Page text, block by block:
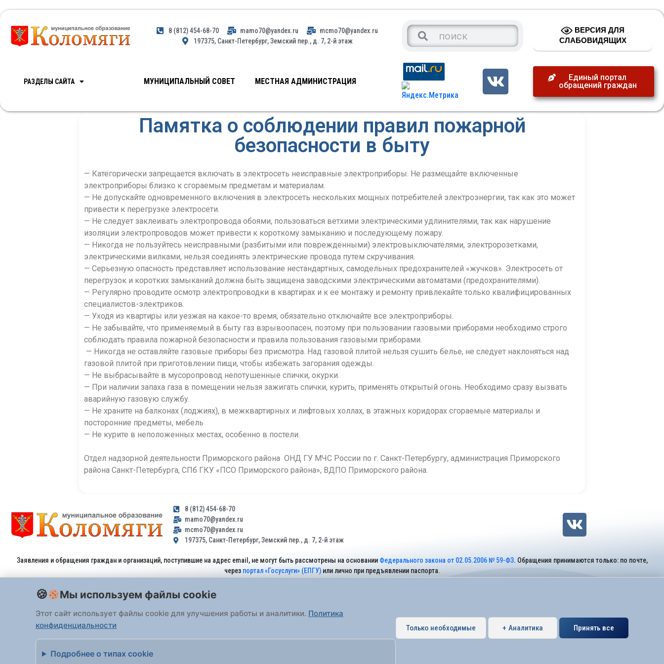
8 (812) 454-68-70 mamo70@yandex.ru
mcmo70@yandex.ru
197375, Санкт-Петербург, Земский пер., д. 7, 2-й этаж
ВЕРСИЯ ДЛЯ
СЛАБОВИДЯЩИХ
РАЗДЕЛЫ САЙТА МУНИЦИПАЛЬНЫЙ СОВЕТ МЕСТНАЯ АДМИНИСТРАЦИЯ
Единый портал
обращений граждан
Памятка о соблюдении правил пожарной
безопасности в быту
— Категорически запрещается включать в электросеть неисправные электроприборы. Не размещайте включенные
электроприборы близко к сгораемым предметам и материалам.
— Не допускайте одновременного включения в электросеть нескольких мощных потребителей электроэнергии, так как это может
привести к перегрузке электросети.
— Не следует заклеивать электропровода обоями, пользоваться ветхими электрическими удлинителями, так как нарушение
изоляции электропроводов может привести к короткому замыканию и последующему пожару.
— Никогда не пользуйтесь неисправными (разбитыми или поврежденными) электровыключателями, электророзетками,
электрическими вилками, нельзя соединять электрические провода путем скручивания.
— Серьезную опасность представляет использование нестандартных, самодельных предохранителей «жучков». Электросеть от
перегрузок и коротких замыканий должна быть защищена заводскими электрическими автоматами (предохранителями).
— Регулярно проводите осмотр электропроводки в квартирах и к ее монтажу и ремонту привлекайте только квалифицированных
специалистов-электриков.
— Уходя из квартиры или уезжая на какое-то время, обязательно отключайте все электроприборы.
— Не забывайте, что применяемый в быту газ взрывоопасен, поэтому при пользовании газовыми приборами необходимо строго
соблюдать правила пожарной безопасности и правила пользования газовыми приборами.
— Никогда не оставляйте газовые приборы без присмотра. Над газовой плитой нельзя сушить белье, не следует наклоняться над
газовой плитой при приготовлении пищи, чтобы избежать загорания одежды.
— Не выбрасывайте в мусоропровод непотушенные спички, окурки.
— При наличии запаха газа в помещении нельзя зажигать спички, курить, применять открытый огонь. Необходимо сразу вызвать
аварийную газовую службу.
— Не храните на балконах (лоджиях), в межквартирных и лифтовых холлах, в этажных коридорах сгораемые материалы и
посторонние предметы, мебель
— Не курите в неположенных местах, особенно в постели.
Отдел надзорной деятельности Приморского района ОНД ГУ МЧС России по г. Санкт-Петербургу, администрация Приморского
района Санкт-Петербурга, СПб ГКУ «ПСО Приморского района», ВДПО Приморского района.
8 (812) 454-68-70
mamo70@yandex.ru
mcmo70@yandex.ru
197375, Санкт-Петербург, Земский пер., д. 7, 2-й этаж
Заявления и обращения граждан и организаций, поступившие на адрес email, не могут быть рассмотрены на основании Федерального закона от 02.05.2006 № 59-ФЗ. Обращения принимаются только: по почте,
через портал «Госуслуги» (ЕПГУ)или лично при предъявлении паспорта.
Все права защищены 2026 Внутригородское муниципальное образование города федерального значения Санкт-Петербурга муниципальный округ Коломяги.
Мы используем файлы cookie
Этот сайт использует файлы cookie для улучшения работы и аналитики. Политика
конфиденциальности
Подробнее о типах cookie
Только необходимые + Аналитика Принять все